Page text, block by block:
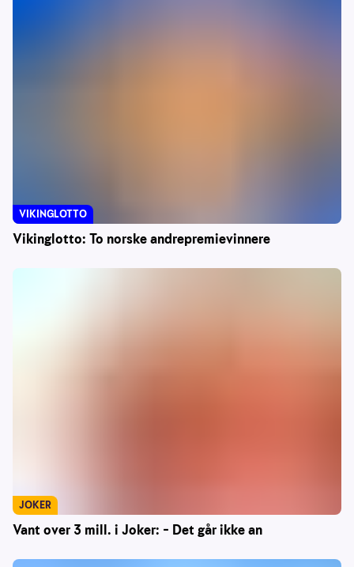
Vikinglotto: To norske andrepremievinnere
VIKINGLOTTO
Vant over 3 mill. i Joker: – Det går ikke an
JOKER